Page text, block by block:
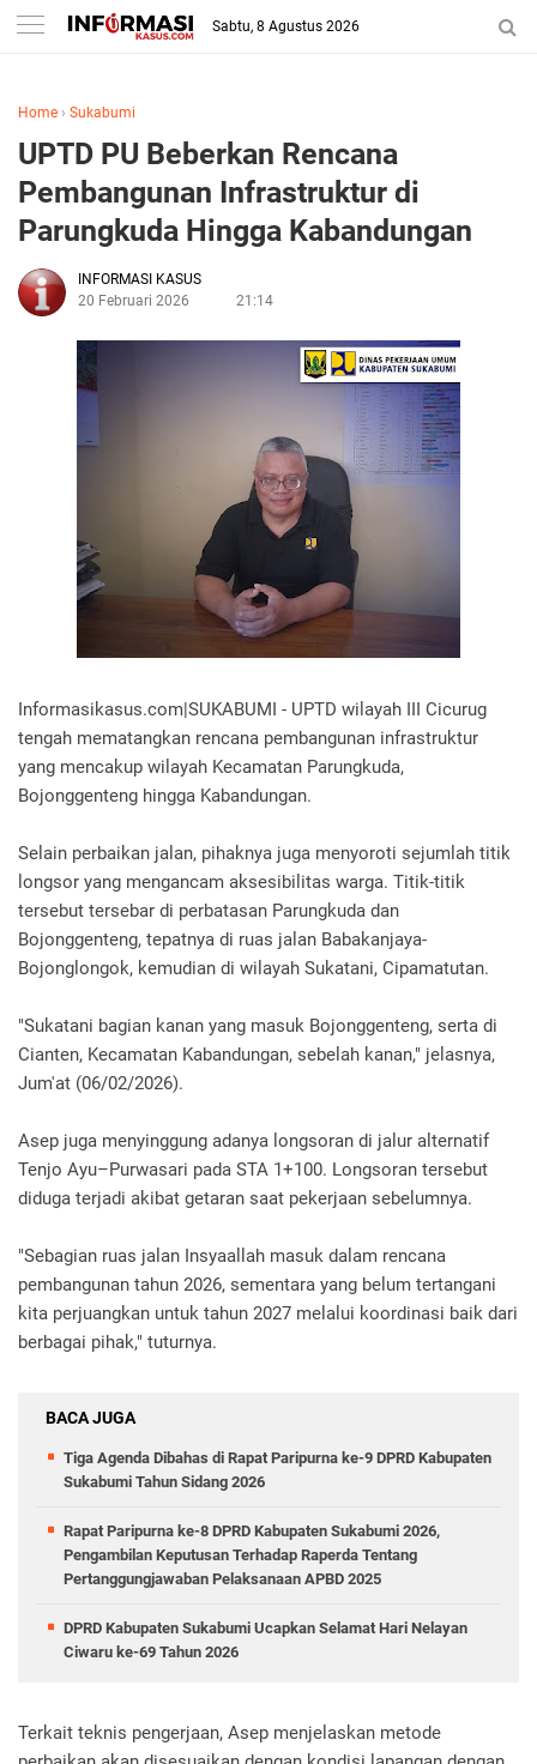
Sabtu, 8 Agustus 2026
Home › Sukabumi
UPTD PU Beberkan Rencana
Pembangunan Infrastruktur di
Parungkuda Hingga Kabandungan
INFORMASI KASUS
20 Februari 2026
21:14
Informasikasus.com|SUKABUMI - UPTD wilayah III Cicurug
tengah mematangkan rencana pembangunan infrastruktur
yang mencakup wilayah Kecamatan Parungkuda,
Bojonggenteng hingga Kabandungan.
Selain perbaikan jalan, pihaknya juga menyoroti sejumlah titik
longsor yang mengancam aksesibilitas warga. Titik-titik
tersebut tersebar di perbatasan Parungkuda dan
Bojonggenteng, tepatnya di ruas jalan Babakanjaya-
Bojonglongok, kemudian di wilayah Sukatani, Cipamatutan.
"Sukatani bagian kanan yang masuk Bojonggenteng, serta di
Cianten, Kecamatan Kabandungan, sebelah kanan," jelasnya,
Jum'at (06/02/2026).
Asep juga menyinggung adanya longsoran di jalur alternatif
Tenjo Ayu–Purwasari pada STA 1+100. Longsoran tersebut
diduga terjadi akibat getaran saat pekerjaan sebelumnya.
"Sebagian ruas jalan Insyaallah masuk dalam rencana
pembangunan tahun 2026, sementara yang belum tertangani
kita perjuangkan untuk tahun 2027 melalui koordinasi baik dari
berbagai pihak," tuturnya.
BACA JUGA
Tiga Agenda Dibahas di Rapat Paripurna ke-9 DPRD Kabupaten
Sukabumi Tahun Sidang 2026
Rapat Paripurna ke-8 DPRD Kabupaten Sukabumi 2026,
Pengambilan Keputusan Terhadap Raperda Tentang
Pertanggungjawaban Pelaksanaan APBD 2025
DPRD Kabupaten Sukabumi Ucapkan Selamat Hari Nelayan
Ciwaru ke-69 Tahun 2026
Terkait teknis pengerjaan, Asep menjelaskan metode